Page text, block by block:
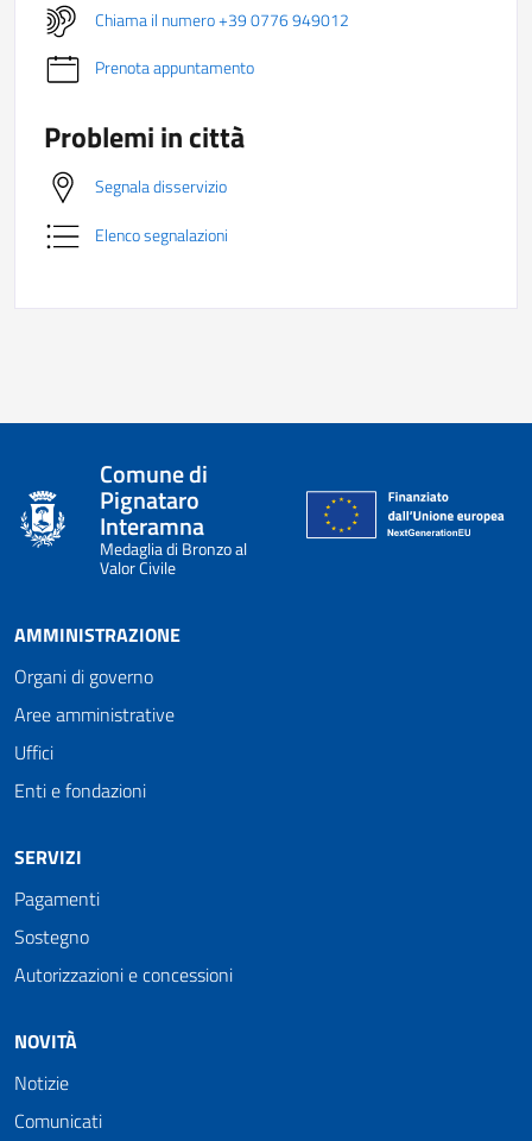
Chiama il numero +39 0776 949012
Prenota appuntamento
Problemi in città
Segnala disservizio
Elenco segnalazioni
Comune di
Pignataro
Interamna
Medaglia di Bronzo al
Valor Civile
AMMINISTRAZIONE
Organi di governo
Aree amministrative
Uffici
Enti e fondazioni
SERVIZI
Pagamenti
Sostegno
Autorizzazioni e concessioni
NOVITÀ
Notizie
Comunicati